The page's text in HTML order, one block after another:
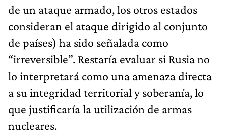
de un ataque armado, los otros estados
consideran el ataque dirigido al conjunto
de países) ha sido señalada como
“irreversible”. Restaría evaluar si Rusia no
lo interpretará como una amenaza directa
a su integridad territorial y soberanía, lo
que justificaría la utilización de armas
nucleares.